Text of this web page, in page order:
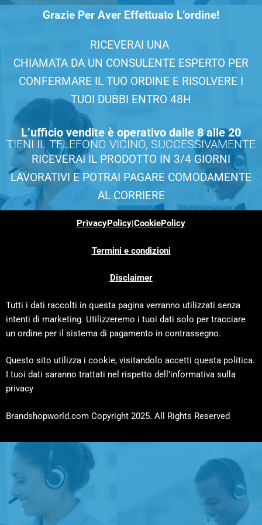
Grazie Per Aver Effettuato L’ordine!
RICEVERAI UNA
CHIAMATA DA UN CONSULENTE ESPERTO PER
CONFERMARE IL TUO ORDINE E RISOLVERE I
TUOI DUBBI ENTRO 48H
L’ufficio vendite è operativo dalle 8 alle 20
TIENI IL TELEFONO VICINO, SUCCESSIVAMENTE
RICEVERAI IL PRODOTTO IN 3/4 GIORNI
LAVORATIVI E POTRAI PAGARE COMODAMENTE
AL CORRIERE
PrivacyPolicy|CookiePolicy
Termini e condizioni
Disclaimer
Tutti i dati raccolti in questa pagina verranno utilizzati senza
intenti di marketing. Utilizzeremo i tuoi dati solo per tracciare
un ordine per il sistema di pagamento in contrassegno.
Questo sito utilizza i cookie, visitandolo accetti questa politica.
I tuoi dati saranno trattati nel rispetto dell’informativa sulla
privacy
Brandshopworld.com Copyright 2025. All Rights Reserved